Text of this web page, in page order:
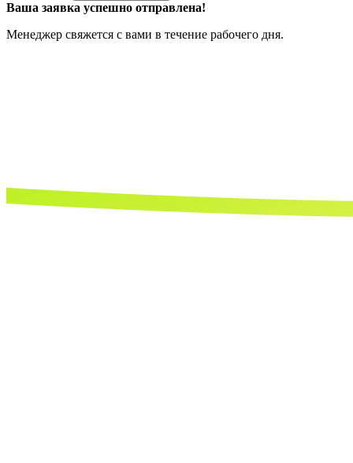
Ваша заявка успешно отправлена!
Менеджер свяжется с вами в течение рабочего дня.